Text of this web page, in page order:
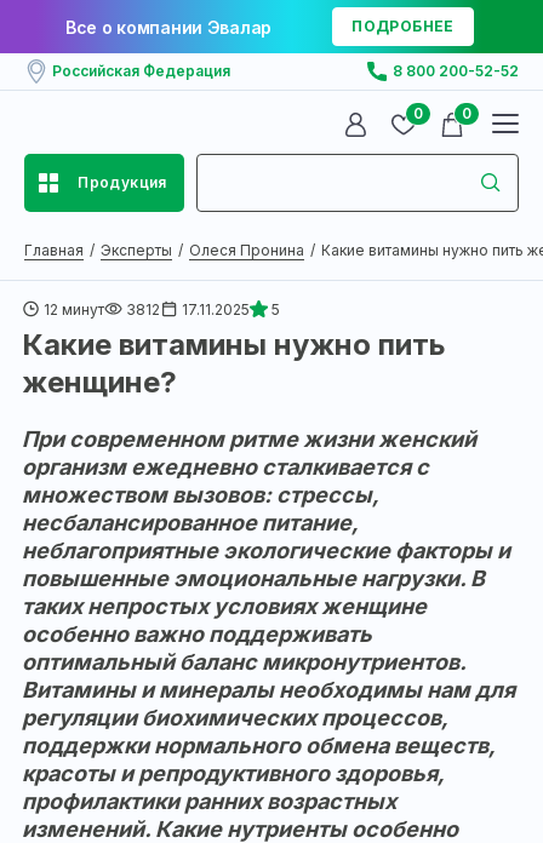
Все о компании Эвалар ПОДРОБНЕЕ
Российская Федерация 8 800 200-52-52
0 0
Продукция
Главная Эксперты Олеся Пронина Какие витамины нужно пить
12 минут 3812 17.11.2025 5
Какие витамины нужно пить
женщине?
При современном ритме жизни женский
организм ежедневно сталкивается с
множеством вызовов: стрессы,
несбалансированное питание,
неблагоприятные экологические факторы и
повышенные эмоциональные нагрузки. В
таких непростых условиях женщине
особенно важно поддерживать
оптимальный баланс микронутриентов.
Витамины и минералы необходимы нам для
регуляции биохимических процессов,
поддержки нормального обмена веществ,
красоты и репродуктивного здоровья,
профилактики ранних возрастных
изменений. Какие нутриенты особенно